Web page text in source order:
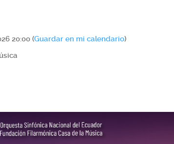
20:00 (Guardar en mi calendario)